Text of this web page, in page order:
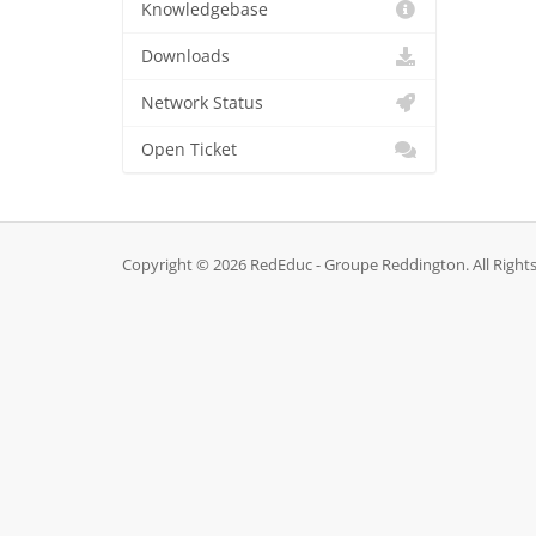
Knowledgebase
Downloads
Network Status
Open Ticket
Copyright © 2026 RedEduc - Groupe Reddington. All